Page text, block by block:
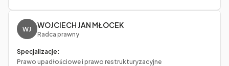
WJ WOJCIECH JAN MŁOCEK
Radca prawny
Specjalizacje:
Prawo upadłościowe i prawo restrukturyzacyjne